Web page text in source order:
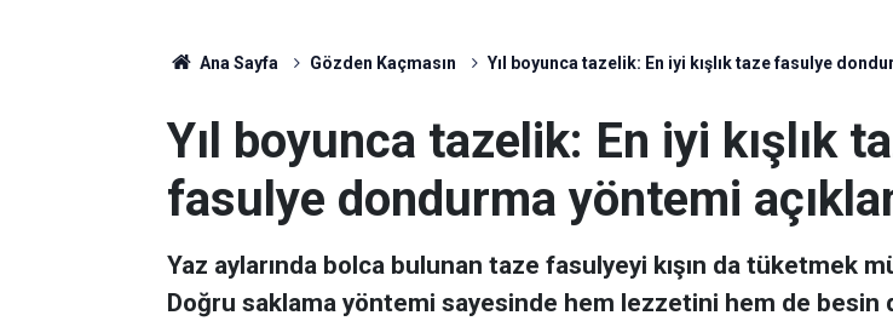
Ana Sayfa Gözden Kaçmasın Yıl boyunca tazelik: En iyi kışlık taze fasulye
Yıl boyunca tazelik: En iyi kışlık
fasulye dondurma yöntemi
Yaz aylarında bolca bulunan taze fasulyeyi kışın da tüketmek
Doğru saklama yöntemi sayesinde hem lezzetini hem de besin